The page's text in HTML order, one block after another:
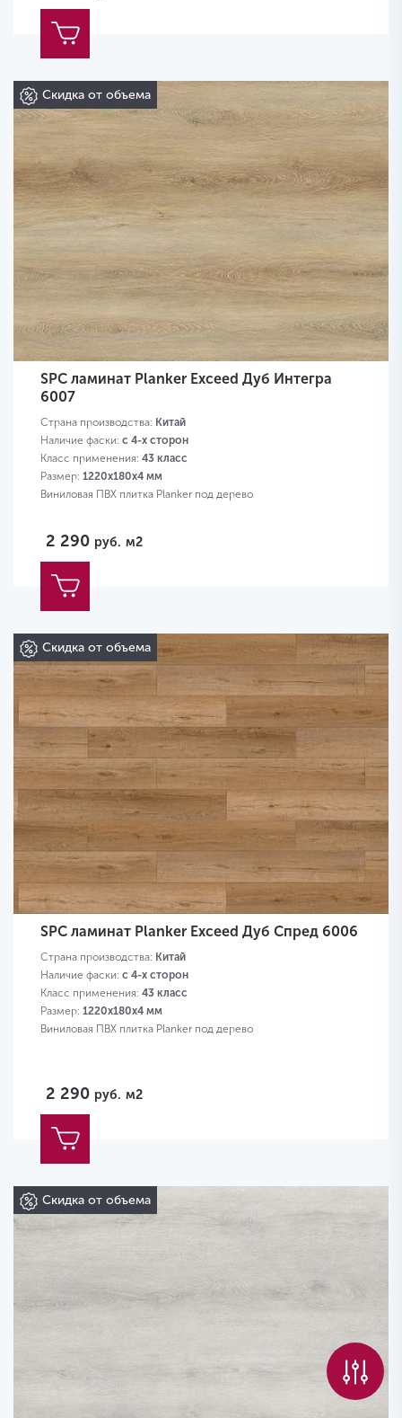
Скидка от объема
SPC ламинат Planker Exceed Дуб Интегра
6007
Страна производства: Китай
Наличие фаски: с 4-х сторон
Класс применения: 43 класс
Размер: 1220х180х4 мм
Виниловая ПВХ плитка Planker под дерево
2 290 руб. м2
Скидка от объема
SPC ламинат Planker Exceed Дуб Спред 6006
Страна производства: Китай
Наличие фаски: с 4-х сторон
Класс применения: 43 класс
Размер: 1220х180х4 мм
Виниловая ПВХ плитка Planker под дерево
2 290 руб. м2
Скидка от объема